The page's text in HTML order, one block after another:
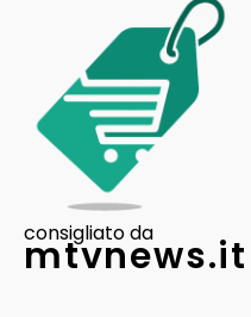
consigliato da
mtvnews.it